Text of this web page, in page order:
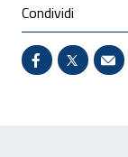
Condividi
Condividi
X -